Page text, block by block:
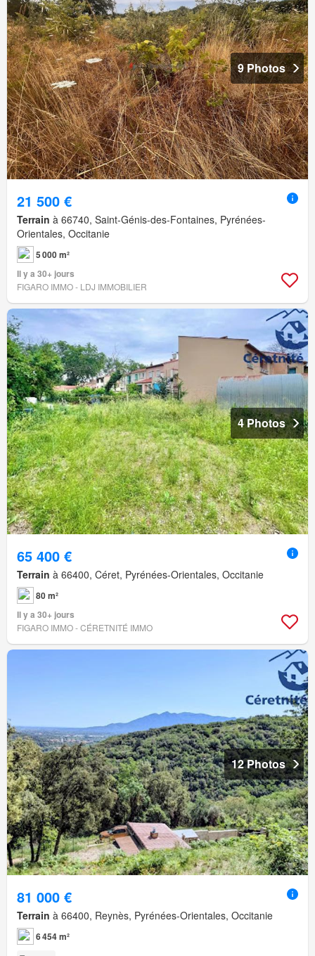
9 Photos
21 500 €
Terrain à 66740, Saint-Génis-des-Fontaines, Pyrénées-
Orientales, Occitanie
5 000 m²
Il y a 30+ jours
FIGARO IMMO - LDJ IMMOBILIER
4 Photos
65 400 €
Terrain à 66400, Céret, Pyrénées-Orientales, Occitanie
80 m²
Il y a 30+ jours
FIGARO IMMO - CÉRETNITÉ IMMO
12 Photos
81 000 €
Terrain à 66400, Reynès, Pyrénées-Orientales, Occitanie
6 454 m²